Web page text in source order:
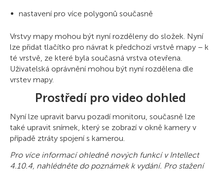
nastavení pro více polygonů současně
Vrstvy mapy mohou být nyní rozděleny do složek. Nyní
lze přidat tlačítko pro návrat k předchozí vrstvě mapy – k
té vrstvě, ze které byla současná vrstva otevřena.
Uživatelská oprávnění mohou být nyní rozdělena dle
vrstev mapy.
Prostředí pro video dohled
Nyní lze upravit barvu pozadí monitoru, současně lze
také upravit snímek, který se zobrazí v okně kamery v
případě ztráty spojení s kamerou.
Pro více informací ohledně nových funkcí v Intellect
4.10.4, nahlédněte do poznámek k vydání. Pro stažení